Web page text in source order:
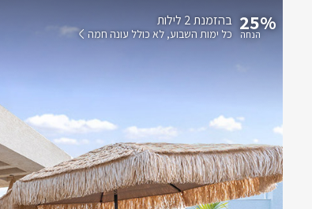
25% בהזמנת 2 לילות
כל ימות השבוע לא כולל עונה חמה